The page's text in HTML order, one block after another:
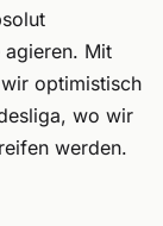
Mit
optimistisch
wo wir
werden.